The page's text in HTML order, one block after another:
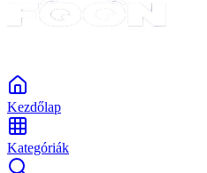
Kezdőlap
Kategóriák